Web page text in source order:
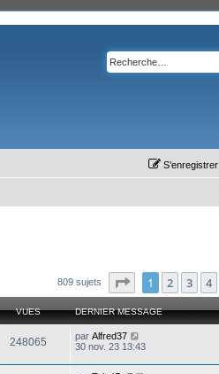
S’enregistrer
809 sujets Page sur17
1 2 3 4
VUES DERNIER MESSAGE
248065 par Alfred37
30 nov. 23 13:43